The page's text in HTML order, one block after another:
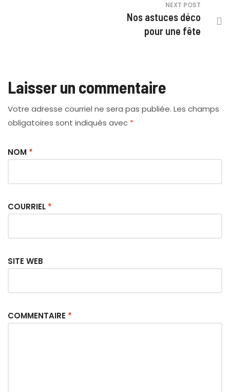
NEXT POST
Nos astuces déco
pour une fête
Laisser un commentaire
Votre adresse courriel ne sera pas publiée. Les champs
obligatoires sont indiqués avec *
COMMENTAIRE *
NOM *
COURRIEL *
SITE WEB